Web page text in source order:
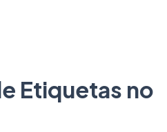
Etiquetas no